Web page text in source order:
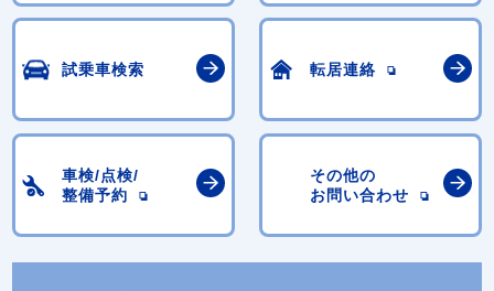
試乗車検索 転居連絡
車検/点検/
整備予約
その他の
お問い合わせ